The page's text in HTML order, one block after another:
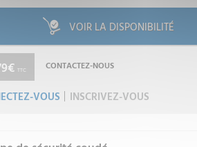
VOIR LA DISPONIBILITÉ
TTC CONTACTEZ-NOUS
VOUS INSCRIVEZ-VOUS